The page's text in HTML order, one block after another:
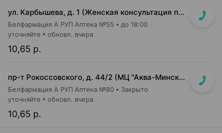
ул. Карбышева, д. 1 (Женская консультация п-ки №27)
Белфармация А РУП Аптека №55 до 18:00
10,65 р.
уточняйте обновл. вчера
пр-т Рокоссовского, д. 44/2 (МЦ "Аква-Минск клиника", 3 эт.)
Белфармация А РУП Аптека №80 Закрыто
10,65 р.
уточняйте обновл. вчера